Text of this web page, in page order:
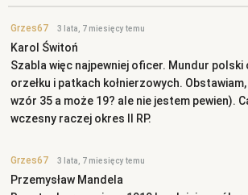
Grzes67 3 lata, 7 miesięcy temu
Karol Świtoń
Szabla więc najpewniej oficer. Mundur polski
orzełku i patkach kołnierzowych.
wzór 35 a może 19? ale nie jestem pewien).
wczesny raczej okres II RP.
Grzes67 3 lata, 7 miesięcy temu
Przemysław Mandela